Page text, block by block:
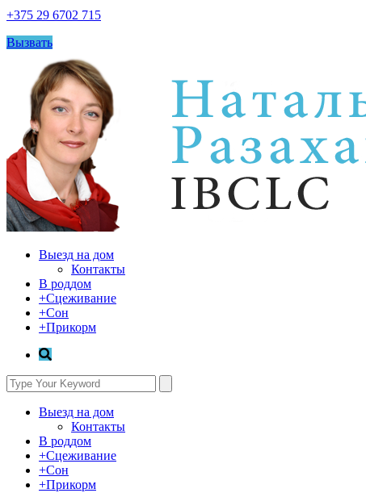
+375 29 6702 715
Вызвать
Выезд на дом
Контакты
В роддом
+Сцеживание
+Сон
+Прикорм
Выезд на дом
Контакты
В роддом
+Сцеживание
+Сон
+Прикорм